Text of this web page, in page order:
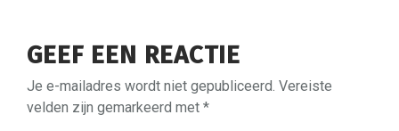
GEEF EEN REACTIE
Je e-mailadres wordt niet gepubliceerd. Vereiste
velden zijn gemarkeerd met *